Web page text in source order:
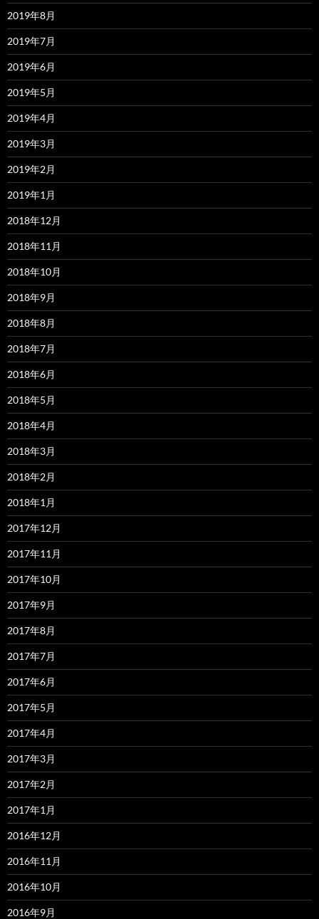
2019年8月
2019年7月
2019年6月
2019年5月
2019年4月
2019年3月
2019年2月
2019年1月
2018年12月
2018年11月
2018年10月
2018年9月
2018年8月
2018年7月
2018年6月
2018年5月
2018年4月
2018年3月
2018年2月
2018年1月
2017年12月
2017年11月
2017年10月
2017年9月
2017年8月
2017年7月
2017年6月
2017年5月
2017年4月
2017年3月
2017年2月
2017年1月
2016年12月
2016年11月
2016年10月
2016年9月